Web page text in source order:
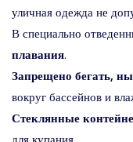
уличная одежда не
В специально
плавания.
Запрещено бегать,
вокруг бассейнов и
Стеклянные